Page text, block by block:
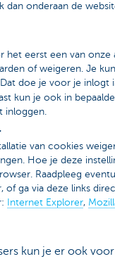
dan onderaan de
het eerst een van onze
of weigeren. Je
doe je voor je inlogt
kun je ook in
inloggen.
van cookies
Hoe je deze
Raadpleeg
of ga via deze links
Internet Explorer,
kun je er ook